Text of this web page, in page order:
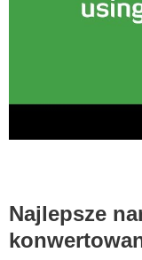
Najlepsze